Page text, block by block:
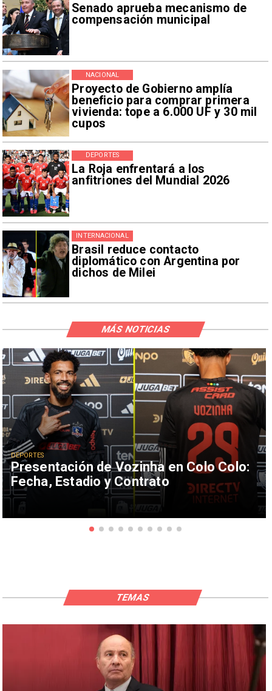
Senado aprueba mecanismo de
compensación municipal
Proyecto de Gobierno amplía
beneficio para comprar primera
vivienda: tope a 6.000 UF y 30 mil
cupos
NACIONAL
La Roja enfrentará a los
anfitriones del Mundial 2026
DEPORTES
Brasil reduce contacto
diplomático con Argentina por
dichos de Milei
INTERNACIONAL
Presentación de Vozinha en Colo Colo:
Fecha, Estadio y Contrato
DEPORTES
MÁS NOTICIAS
TEMAS